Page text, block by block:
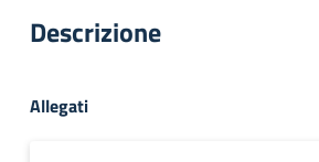
Descrizione
Allegati